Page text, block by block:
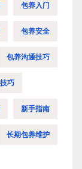
包养入门
包养安全
包养沟通技巧
巧
新手指南
长期包养维护